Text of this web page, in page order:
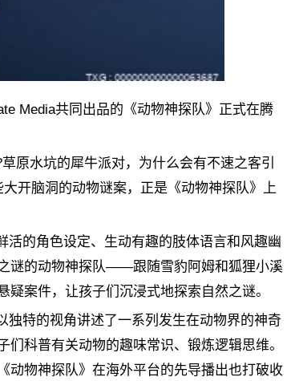
Media共同出品的《动物神探队》正式在腾
原水坑的犀牛派对，为什么会有不速之客引
开脑洞的动物谜案，正是《动物神探队》上
的角色设定、生动有趣的肢体语言和风趣幽
谜的动物神探队——跟随雪豹阿姆和狐狸小溪
案件，让孩子们沉浸式地探索自然之谜。
独特的视角讲述了一系列发生在动物界的神奇
科普有关动物的趣味常识、锻炼逻辑思维。
动物神探队》在海外平台的先导播出也打破收